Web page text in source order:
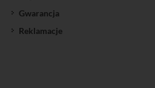
Gwarancja
Reklamacje